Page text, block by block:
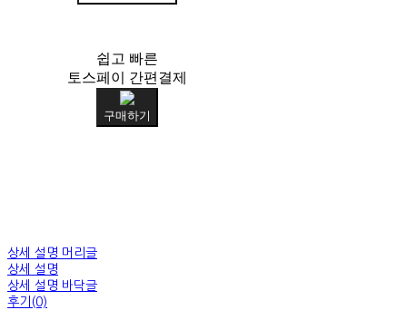
쉽고 빠른
토스페이 간편결제
구매하기
상세 설명 머리글
상세 설명
상세 설명 바닥글
후기(0)